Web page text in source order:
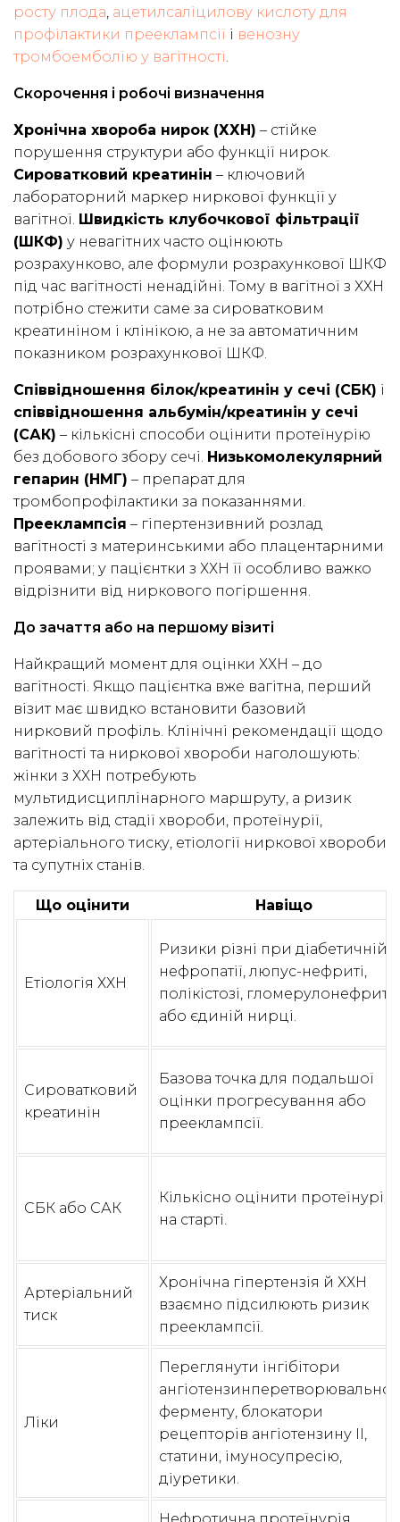
росту плода, ацетилсаліцилову кислоту для
профілактики прееклампсії і венозну
тромбоемболію у вагітності.
Скорочення і робочі визначення
Хронічна хвороба нирок (ХХН) – стійке
порушення структури або функції нирок.
Сироватковий креатинін – ключовий
лабораторний маркер ниркової функції у
вагітної. Швидкість клубочкової фільтрації
(ШКФ) у невагітних часто оцінюють
розрахунково, але формули розрахункової ШКФ
під час вагітності ненадійні. Тому в вагітної з ХХН
потрібно стежити саме за сироватковим
креатиніном і клінікою, а не за автоматичним
показником розрахункової ШКФ.
Співвідношення білок/креатинін у сечі (СБК) і
співвідношення альбумін/креатинін у сечі
(САК) – кількісні способи оцінити протеїнурію
без добового збору сечі. Низькомолекулярний
гепарин (НМГ) – препарат для
тромбопрофілактики за показаннями.
Прееклампсія – гіпертензивний розлад
вагітності з материнськими або плацентарними
проявами; у пацієнтки з ХХН її особливо важко
відрізнити від ниркового погіршення.
До зачаття або на першому візиті
Найкращий момент для оцінки ХХН – до
вагітності. Якщо пацієнтка вже вагітна, перший
візит має швидко встановити базовий
нирковий профіль. Клінічні рекомендації щодо
вагітності та ниркової хвороби наголошують:
жінки з ХХН потребують
мультидисциплінарного маршруту, а ризик
залежить від стадії хвороби, протеїнурії,
артеріального тиску, етіології ниркової хвороби
та супутніх станів.
Що оцінити Навіщо
Етіологія ХХН
Ризики різні при діабетичній
нефропатії, люпус-нефриті,
полікістозі, гломерулонефриті
або єдиній нирці.
Сироватковий
креатинін
Базова точка для подальшої
оцінки прогресування або
прееклампсії.
СБК або САК
Кількісно оцінити протеїнурію
на старті.
Артеріальний
тиск
Хронічна гіпертензія й ХХН
взаємно підсилюють ризик
прееклампсії.
Ліки
Переглянути інгібітори
ферменту, блокатори
рецепторів ангіотензину II,
статини, імуносупресію,
діуретики.